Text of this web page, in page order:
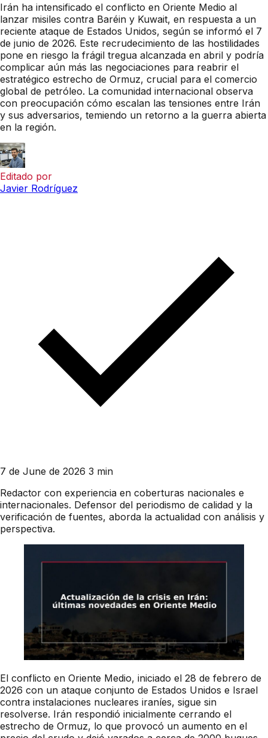
Irán ha intensificado el conflicto en Oriente Medio al
lanzar misiles contra Baréin y Kuwait, en respuesta a un
reciente ataque de Estados Unidos, según se informó el 7
de junio de 2026. Este recrudecimiento de las hostilidades
pone en riesgo la frágil tregua alcanzada en abril y podría
complicar aún más las negociaciones para reabrir el
estratégico estrecho de Ormuz, crucial para el comercio
global de petróleo. La comunidad internacional observa
con preocupación cómo escalan las tensiones entre Irán
y sus adversarios, temiendo un retorno a la guerra abierta
en la región.
Editado por
Javier Rodríguez
7 de June de 2026 3 min
Redactor con experiencia en coberturas nacionales e
internacionales. Defensor del periodismo de calidad y la
verificación de fuentes, aborda la actualidad con análisis y
perspectiva.
El conflicto en Oriente Medio, iniciado el 28 de febrero de
2026 con un ataque conjunto de Estados Unidos e Israel
contra instalaciones nucleares iraníes, sigue sin
resolverse. Irán respondió inicialmente cerrando el
estrecho de Ormuz, lo que provocó un aumento en el